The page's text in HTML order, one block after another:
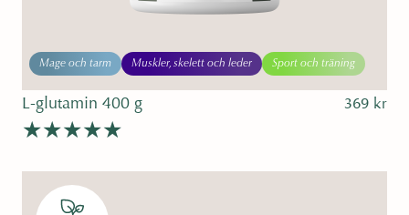
Mage och tarm Muskler, skelett och leder Sport och träning
L-glutamin 400 g
Betygsatt
5.00av 5
369 kr